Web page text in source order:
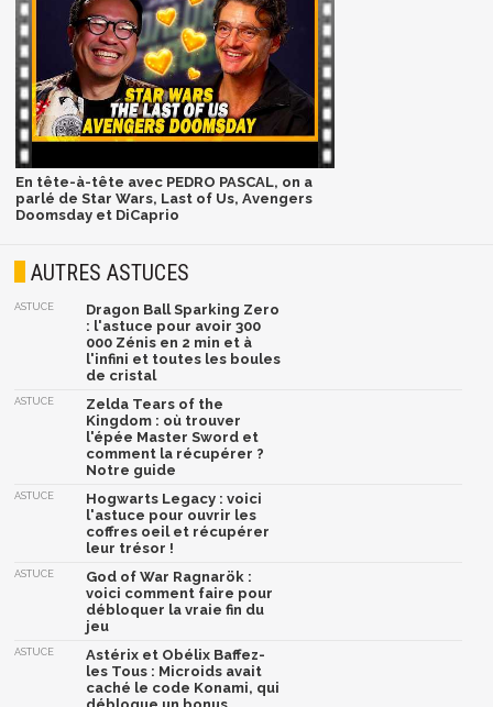
En tête-à-tête avec PEDRO PASCAL, on a
parlé de Star Wars, Last of Us, Avengers
Doomsday et DiCaprio
AUTRES ASTUCES
ASTUCE
Dragon Ball Sparking Zero
: l'astuce pour avoir 300
000 Zénis en 2 min et à
l'infini et toutes les boules
de cristal
ASTUCE
Zelda Tears of the
Kingdom : où trouver
l'épée Master Sword et
comment la récupérer ?
Notre guide
ASTUCE
Hogwarts Legacy : voici
l'astuce pour ouvrir les
coffres oeil et récupérer
leur trésor !
ASTUCE
God of War Ragnarök :
voici comment faire pour
débloquer la vraie fin du
jeu
ASTUCE
Astérix et Obélix Baffez-
les Tous : Microids avait
caché le code Konami, qui